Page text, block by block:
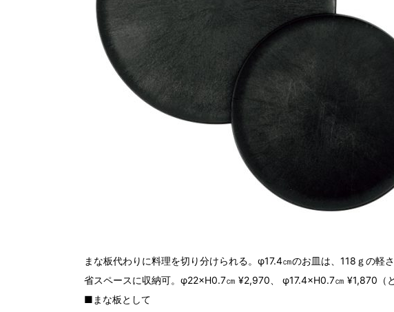
まな板代わりに料理を切り分けられる。φ17.4㎝のお皿は、118ｇの軽
省スペースに収納可。φ22×H0.7㎝ ¥2,970、 φ17.4×H0.7㎝ ¥1,870（
■まな板として